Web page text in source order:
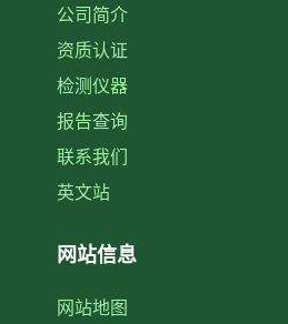
公司简介
资质认证
检测仪器
报告查询
联系我们
英文站
网站信息
网站地图